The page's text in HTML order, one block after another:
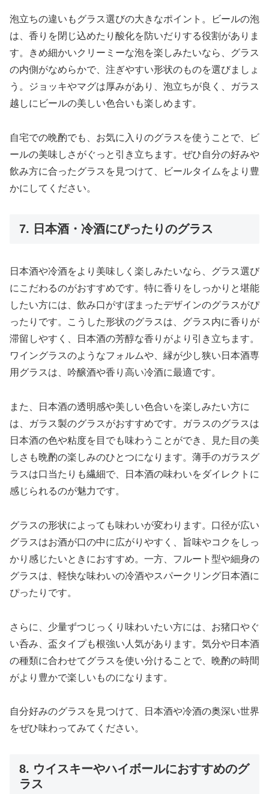
泡立ちの違いもグラス選びの大きなポイント。ビールの泡
は、香りを閉じ込めたり酸化を防いだりする役割がありま
す。きめ細かいクリーミーな泡を楽しみたいなら、グラス
の内側がなめらかで、注ぎやすい形状のものを選びましょ
う。ジョッキやマグは厚みがあり、泡立ちが良く、ガラス
越しにビールの美しい色合いも楽しめます。
自宅での晩酌でも、お気に入りのグラスを使うことで、ビ
ールの美味しさがぐっと引き立ちます。ぜひ自分の好みや
飲み方に合ったグラスを見つけて、ビールタイムをより豊
かにしてください。
7. 日本酒・冷酒にぴったりのグラス
日本酒や冷酒をより美味しく楽しみたいなら、グラス選び
にこだわるのがおすすめです。特に香りをしっかりと堪能
したい方には、飲み口がすぼまったデザインのグラスがぴ
ったりです。こうした形状のグラスは、グラス内に香りが
滞留しやすく、日本酒の芳醇な香りがより引き立ちます。
ワイングラスのようなフォルムや、縁が少し狭い日本酒専
用グラスは、吟醸酒や香り高い冷酒に最適です。
また、日本酒の透明感や美しい色合いを楽しみたい方に
は、ガラス製のグラスがおすすめです。ガラスのグラスは
日本酒の色や粘度を目でも味わうことができ、見た目の美
しさも晩酌の楽しみのひとつになります。薄手のガラスグ
ラスは口当たりも繊細で、日本酒の味わいをダイレクトに
感じられるのが魅力です。
グラスの形状によっても味わいが変わります。口径が広い
グラスはお酒が口の中に広がりやすく、旨味やコクをしっ
かり感じたいときにおすすめ。一方、フルート型や細身の
グラスは、軽快な味わいの冷酒やスパークリング日本酒に
ぴったりです。
さらに、少量ずつじっくり味わいたい方には、お猪口やぐ
い呑み、盃タイプも根強い人気があります。気分や日本酒
の種類に合わせてグラスを使い分けることで、晩酌の時間
がより豊かで楽しいものになります。
自分好みのグラスを見つけて、日本酒や冷酒の奥深い世界
をぜひ味わってみてください。
8. ウイスキーやハイボールにおすすめのグ
ラス